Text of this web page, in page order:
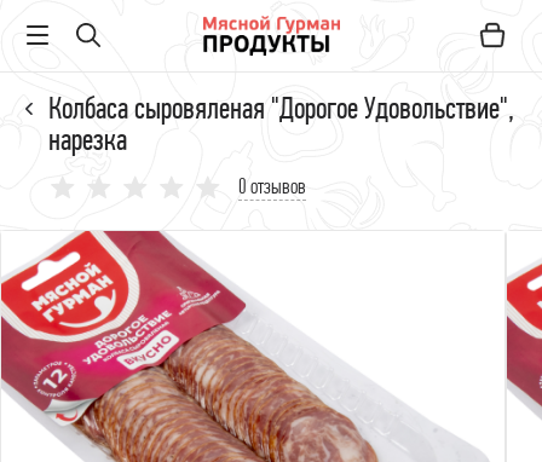
Колбаса сыровяленая "Дорогое Удовольствие",
нарезка
0 отзывов